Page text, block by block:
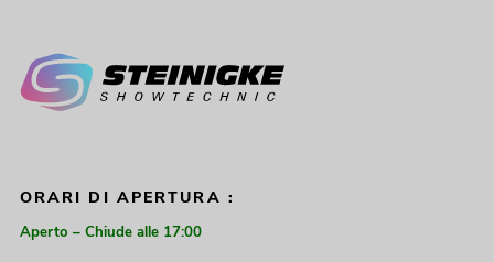
ORARI DI APERTURA :
Aperto – Chiude alle 17:00